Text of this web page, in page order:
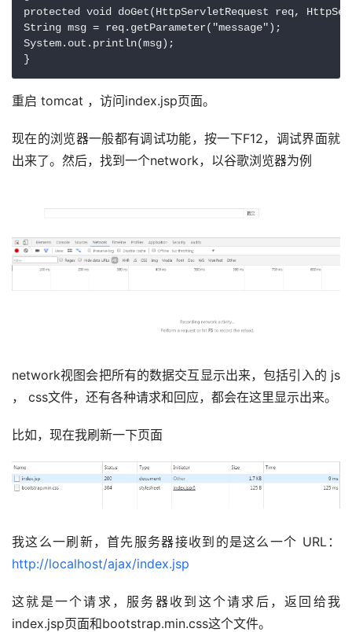
protected void doGet(HttpServletRequest req,
String msg = req.getParameter("message");
System.out.println(msg);
}
重启 tomcat ，访问index.jsp页面。
现在的浏览器一般都有调试功能，按一下F12，调试界面就
出来了。然后，找到一个network，以谷歌浏览器为例
network视图会把所有的数据交互显示出来，包括引入的 js
， css文件，还有各种请求和回应，都会在这里显示出来。
比如，现在我刷新一下页面
http://localhost/ajax/index.jsp
这就是一个请求，服务器收到这个请求后，返回给我
index.jsp页面和bootstrap.min.css这个文件。